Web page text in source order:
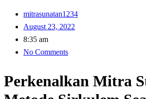
mitrasunatan1234
August 23, 2022
8:35 am
No Comments
Perkenalkan Mitra